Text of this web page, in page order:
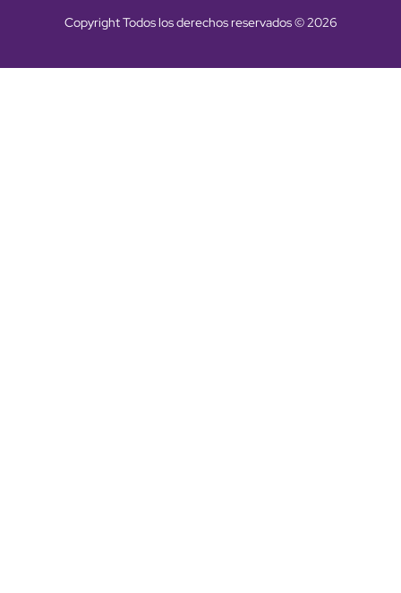
Copyright Todos los derechos reservados © 2026